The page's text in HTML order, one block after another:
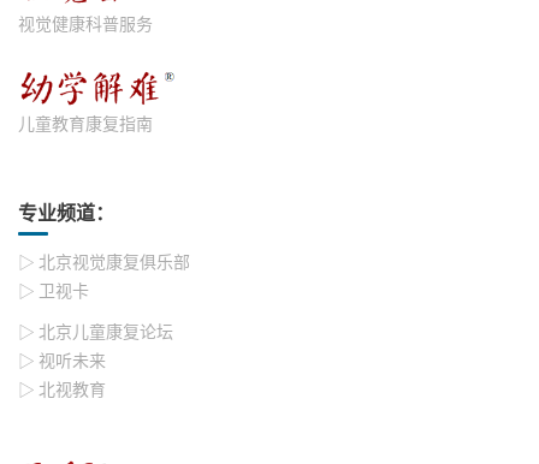
视觉健康科普服务
儿童教育康复指南
专业频道：
▷ 北京视觉康复俱乐部
▷ 卫视卡
▷ 北京儿童康复论坛
▷ 视听未来
▷ 北视教育